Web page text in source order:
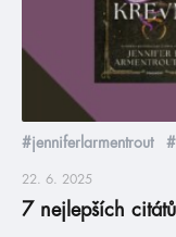
#jenniferlarmentrout
22. 6. 2025
7 nejlepších